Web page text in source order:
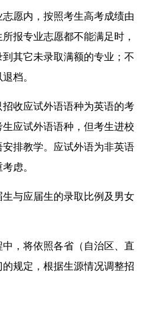
愿内，按照考生高考成绩由
报专业志愿都不能满足时，
其它未录取满额的专业；不
档。
收应试外语语种为英语的考
应试外语语种，但考生进校
排教学。应试外语为非英语
虑。
与应届生的录取比例及男女
，将依照各省（自治区、直
规定，根据生源情况调整招